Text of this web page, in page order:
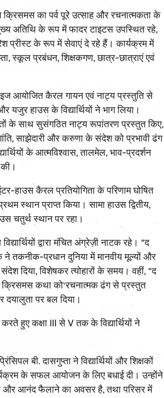
का पर्व पूरे उत्साह और रचनात्मकता के
अतिथि के रूप में फादर टाइटस उपस्थित रहे,
प्रीस्ट के रूप में सेवाएं दे रहे हैं। कार्यक्रम में
स्कूल प्रबंधन, शिक्षकगण, छात्र-छात्राएं एवं
आयोजित कैरल गायन एवं नाट्य प्रस्तुति से
यजुर हाउस के विद्यार्थियों ने भाग लिया।
के साथ सुसंगठित नाट्य रूपांतरण प्रस्तुत किए,
साझेदारी और करुणा के संदेश को प्रभावी ढंग
के आत्मविश्वास, तालमेल, भाव-प्रदर्शन
हाउस कैरल प्रतियोगिता के परिणाम घोषित
स्थान प्राप्त किया। सामा हाउस द्वितीय,
चतुर्थ स्थान पर रहा।
द्वारा मंचित अंग्रेज़ी नाटक रहे। “द
तकनीक-प्रधान दुनिया में मानवीय मूल्यों और
दिया, विशेषकर त्योहारों के समय। वहीं, “द
क्रिसमस कथा को रचनात्मक ढंग से प्रस्तुत
दयालुता पर बल दिया।
हुए कक्षा III से V तक के विद्यार्थियों ने
बी. दासगुप्ता ने विद्यार्थियों और शिक्षकों
के सफल आयोजन के लिए बधाई दी। उन्होंने
और आनंद फैलाने का अवसर है, तथा परिसर में